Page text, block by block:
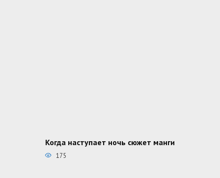
Когда наступает ночь сюжет манги
175